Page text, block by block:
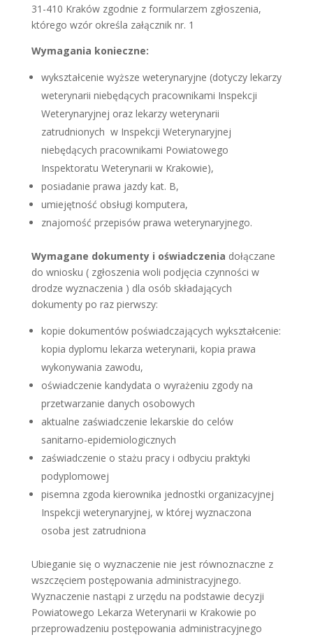
31-410 Kraków zgodnie z formularzem zgłoszenia,
którego wzór określa załącznik nr. 1
Wymagania konieczne:
wykształcenie wyższe weterynaryjne (dotyczy lekarzy
weterynarii niebędących pracownikami Inspekcji
Weterynaryjnej oraz lekarzy weterynarii
zatrudnionych w Inspekcji Weterynaryjnej
niebędących pracownikami Powiatowego
Inspektoratu Weterynarii w Krakowie),
posiadanie prawa jazdy kat. B,
umiejętność obsługi komputera,
znajomość przepisów prawa weterynaryjnego.
Wymagane dokumenty i oświadczenia dołączane
do wniosku ( zgłoszenia woli podjęcia czynności w
drodze wyznaczenia ) dla osób składających
dokumenty po raz pierwszy:
kopie dokumentów poświadczających wykształcenie:
kopia dyplomu lekarza weterynarii, kopia prawa
wykonywania zawodu,
oświadczenie kandydata o wyrażeniu zgody na
przetwarzanie danych osobowych
aktualne zaświadczenie lekarskie do celów
sanitarno-epidemiologicznych
zaświadczenie o stażu pracy i odbyciu praktyki
podyplomowej
pisemna zgoda kierownika jednostki organizacyjnej
Inspekcji weterynaryjnej, w której wyznaczona
osoba jest zatrudniona
Ubieganie się o wyznaczenie nie jest równoznaczne z
wszczęciem postępowania administracyjnego.
Wyznaczenie nastąpi z urzędu na podstawie decyzji
Powiatowego Lekarza Weterynarii w Krakowie po
przeprowadzeniu postępowania administracyjnego